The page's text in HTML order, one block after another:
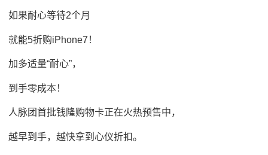
如果耐心等待2个月
就能5折购iPhone7！
加多适量“耐心”，
到手零成本！
人脉团首批钱隆购物卡正在火热预售中，
越早到手，越快拿到心仪折扣。